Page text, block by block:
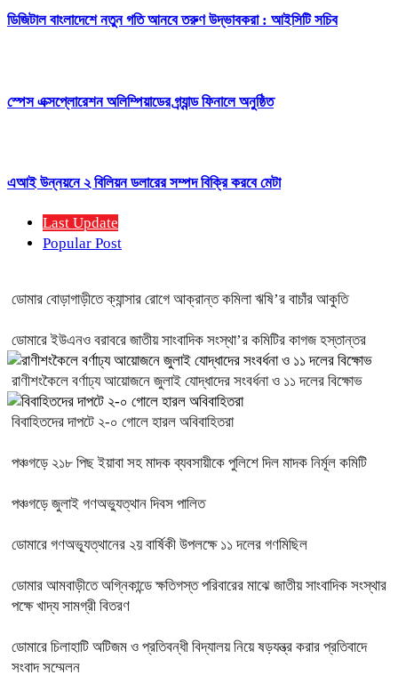
ডিজিটাল বাংলাদেশে নতুন গতি আনবে তরুণ উদ্ভাবকরা : আইসিটি সচিব
স্পেস এক্সপ্লোরেশন অলিম্পিয়াডের গ্র্যান্ড ফিনালে অনুষ্ঠিত
এআই উন্নয়নে ২ বিলিয়ন ডলারের সম্পদ বিক্রি করবে মেটা
Last Update
Popular Post
ডোমার বোড়াগাড়ীতে ক্যান্সার রোগে আক্রান্ত কমিলা ঋষি’র বাচাঁর আকুতি
ডোমারে ইউএনও বরাবরে জাতীয় সাংবাদিক সংস্থা’র কমিটির কাগজ হস্তান্তর
রাণীশংকৈলে বর্ণাঢ্য আয়োজনে জুলাই যোদ্ধাদের সংবর্ধনা ও ১১ দলের বিক্ষোভ
বিবাহিতদের দাপটে ২-০ গোলে হারল অবিবাহিতরা
পঞ্চগড়ে ২১৮ পিছ ইয়াবা সহ মাদক ব্যবসায়ীকে পুলিশে দিল মাদক নির্মূল কমিটি
পঞ্চগড়ে জুলাই গণঅভ্যুত্থান দিবস পালিত
ডোমারে গণঅভ্যূত্থানের ২য় বার্ষিকী উপলক্ষে ১১ দলের গণমিছিল
ডোমার আমবাড়ীতে অগ্নিকান্ডে ক্ষতিগস্ত পরিবারের মাঝে জাতীয় সাংবাদিক সংস্থার
পক্ষে খাদ্য সামগ্রী বিতরণ
ডোমারে চিলাহাটি অটিজম ও প্রতিবন্ধী বিদ্যালয় নিয়ে ষড়যন্ত্র করার প্রতিবাদে
সংবাদ সম্মেলন